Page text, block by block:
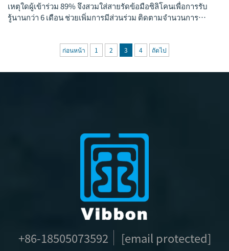
เหตุใดผู้เข้าร่วม 89% จึงสวมใส่สายรัดข้อมือซิลิโคนเพื่อการรับ
รู้นานกว่า 6 เดือน ช่วยเพิ่มการมีส่วนร่วม ติดตามจำนวนการ
ก่อนหน้า 1 2 3 4 ถัดไป
+86-18505073592 [email protected]